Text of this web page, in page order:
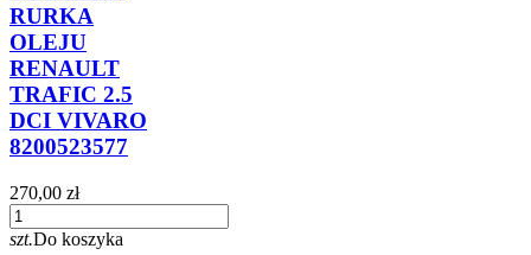
RURKA
OLEJU
RENAULT
TRAFIC 2.5
DCI VIVARO
8200523577
270,00 zł
szt.Do koszyka